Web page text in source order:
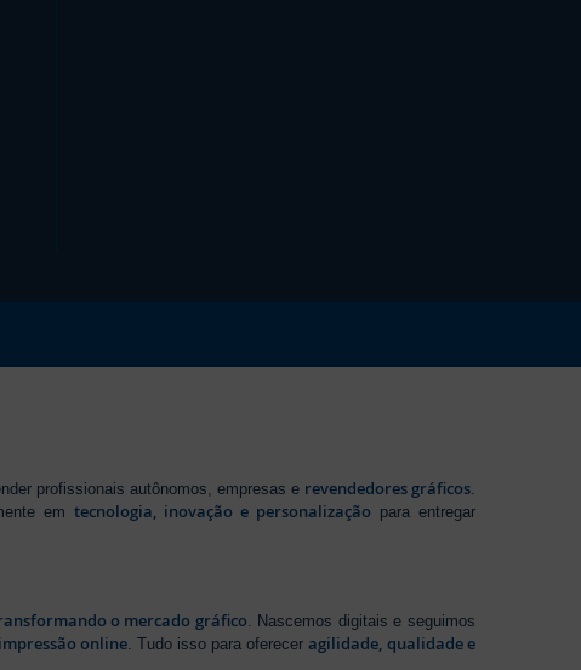
profissionais autônomos, empresas e revendedores gráficos.
em tecnologia, inovação e personalização para entregar
o mercado gráfico. Nascemos digitais e seguimos
online. Tudo isso para ofereceragilidade, qualidade e